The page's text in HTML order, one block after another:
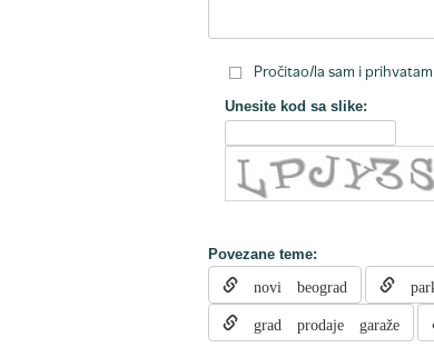
Pročitao/la sam i prihvatam
Unesite kod sa slike:
Povezane teme:
novi beograd
grad prodaje garaže